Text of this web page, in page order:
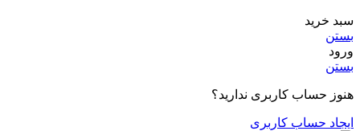
سبد خرید
بستن
ورود
بستن
هنوز حساب کاربری ندارید؟
ایجاد حساب کاربری